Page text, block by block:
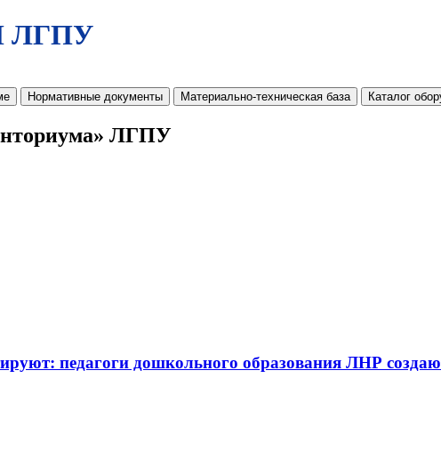
ЛГПУ
Нормативные документы Материально-техническая база Каталог
ЛГПУ
педагоги дошкольного образования ЛНР